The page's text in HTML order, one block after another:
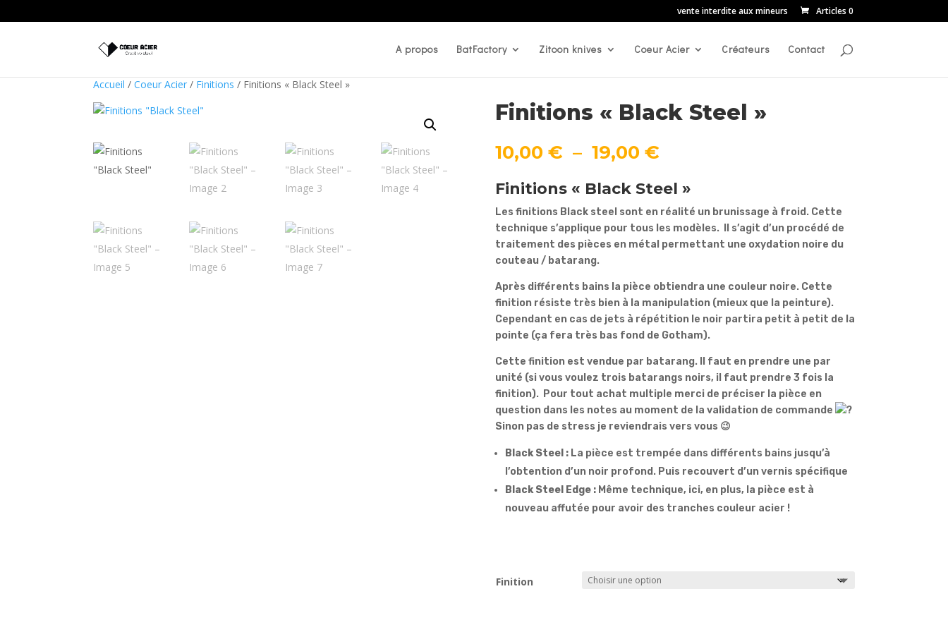
vente interdite aux mineurs Articles 0
A propos BatFactory Zitoon knives Coeur Acier Créateurs Contact
Accueil / Coeur Acier / Finitions / Finitions « Black Steel »
Finitions « Black Steel »
10,00 € – 19,00 €Plage
prix :
10,00 €
à
19,00 €
Finitions « Black Steel »
Les finitions Black steel sont en réalité un brunissage à froid. Cette
technique s’applique pour tous les modèles. Il s’agit d’un procédé de
traitement des pièces en métal permettant une oxydation noire du
couteau / batarang.
Après différents bains la pièce obtiendra une couleur noire. Cette
finition résiste très bien à la manipulation (mieux que la peinture).
Cependant en cas de jets à répétition le noir partira petit à petit de la
pointe (ça fera très bas fond de Gotham).
Cette finition est vendue par batarang. Il faut en prendre une par
unité (si vous voulez trois batarangs noirs, il faut prendre 3 fois la
finition). Pour tout achat multiple merci de préciser la pièce en
question dans les notes au moment de la validation de commande
Sinon pas de stress je reviendrais vers vous 😉
Black Steel :La pièce est trempée dans différents bains jusqu’à
l’obtention d’un noir profond. Puis recouvert d’un vernis spécifique
Black Steel Edge :Même technique, ici, en plus, la pièce est à
nouveau affutée pour avoir des tranches couleur acier !
Finition